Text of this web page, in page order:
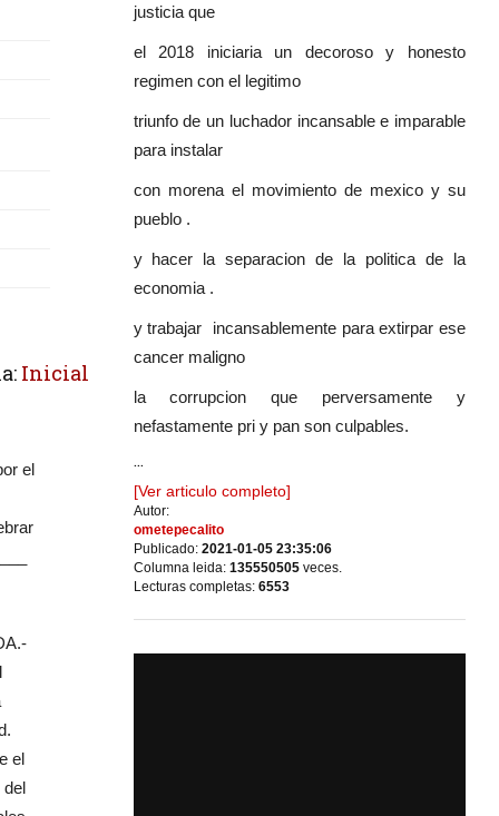
Inicial
el
el
del
justicia que
el 2018 iniciaria un decoroso y honesto
regimen con el legitimo
triunfo de un luchador incansable e imparable
para instalar
con morena el movimiento de mexico y su
pueblo .
y hacer la separacion de la politica de la
economia .
y trabajar incansablemente para extirpar ese
cancer maligno
la corrupcion que perversamente y
nefastamente pri y pan son culpables.
...
[Ver articulo completo]
Autor:
ometepecalito
Publicado: 2021-01-05 23:35:06
Columna leida: 135550505veces.
Lecturas completas: 6553